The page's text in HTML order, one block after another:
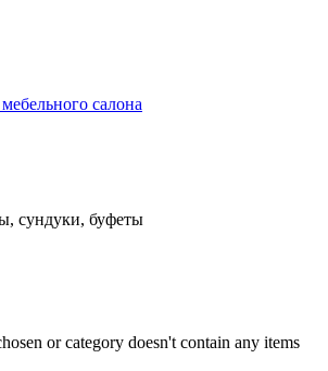
салона
сундуки, буфеты
or category doesn't contain any items